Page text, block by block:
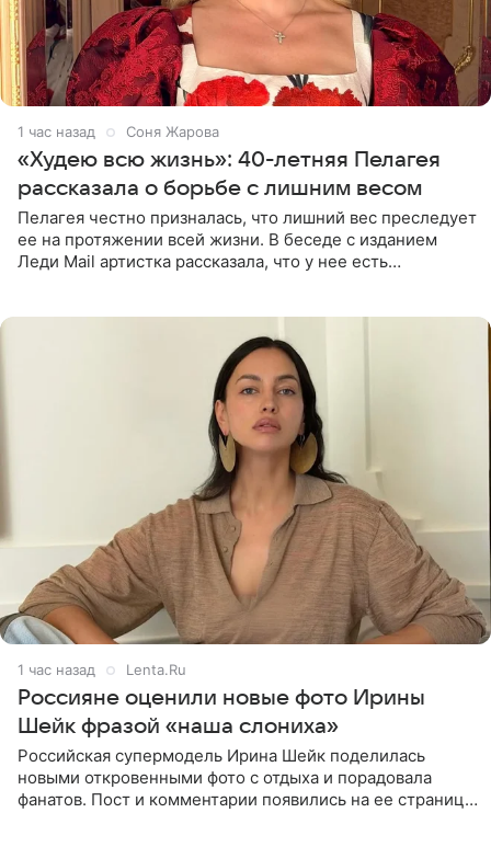
1 час назад Соня Жарова
«Худею всю жизнь»: 40-летняя Пелагея
рассказала о борьбе с лишним весом
Пелагея честно призналась, что лишний вес преследует
ее на протяжении всей жизни. В беседе с изданием
Леди Mail артистка рассказала, что у нее есть
1 час назад Lenta.Ru
Россияне оценили новые фото Ирины
Шейк фразой «наша слониха»
Российская супермодель Ирина Шейк поделилась
новыми откровенными фото с отдыха и порадовала
фанатов. Пост и комментарии появились на ее странице